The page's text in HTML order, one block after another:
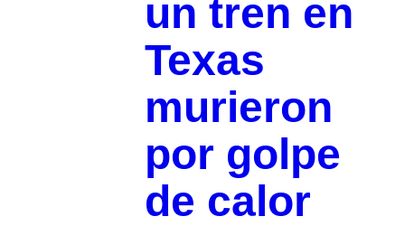
un tren en
Texas
murieron
por golpe
de calor